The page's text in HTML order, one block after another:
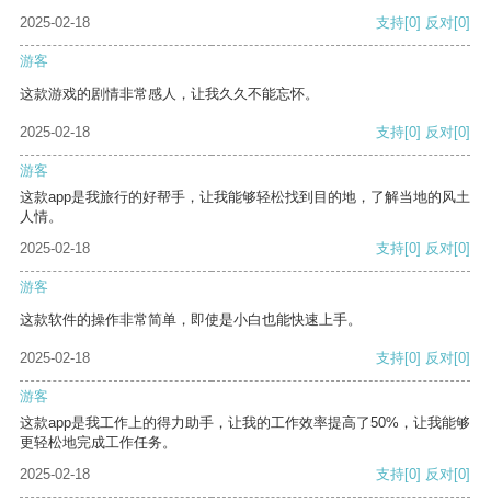
2025-02-18 支持[0] 反对[0]
游客
这款游戏的剧情非常感人，让我久久不能忘怀。
2025-02-18 支持[0] 反对[0]
游客
这款app是我旅行的好帮手，让我能够轻松找到目的地，了解当地的风土
人情。
2025-02-18
支持[0] 反对[0]
游客
这款软件的操作非常简单，即使是小白也能快速上手。
2025-02-18 支持[0] 反对[0]
游客
这款app是我工作上的得力助手，让我的工作效率提高了50%，让我能够
更轻松地完成工作任务。
2025-02-18
支持[0] 反对[0]